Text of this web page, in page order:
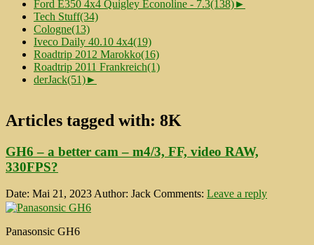
Ford E350 4x4 Quigley Econoline - 7.3(138)►
Tech Stuff(34)
Cologne(13)
Iveco Daily 40.10 4x4(19)
Roadtrip 2012 Marokko(16)
Roadtrip 2011 Frankreich(1)
derJack(51)►
Articles tagged with: 8K
GH6 – a better cam – m4/3, FF, video RAW,
330FPS?
Date: Mai 21, 2023Author: Jack Comments: Leave a reply
Panasonsic GH6